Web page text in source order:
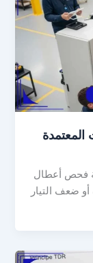
فحص أعطال
ضعف التيار